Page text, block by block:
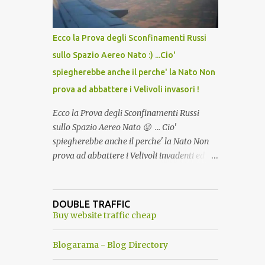
del Capo, era "spettacolare Ghiacciato, ma
andava bene anche, a Temperatura
Ambiente"! Riproponiamo l'articolo per NON
Ecco la Prova degli Sconfinamenti Russi
sullo Spazio Aereo Nato :) ...Cio'
spiegherebbe anche il perche' la Nato Non
prova ad abbattere i Velivoli invasori !
Ecco la Prova degli Sconfinamenti Russi
sullo Spazio Aereo Nato 😛 ... Cio'
spiegherebbe anche il perche' la Nato Non
prova ad abbattere i Velivoli invadenti ed
alcuna notizia di un'invasione dello spazio
aereo NATO da parte di un robot chiamato
ancora una fantasia Nato o forse una "False
DOUBLE TRAFFIC
Buy website traffic cheap
Blogarama - Blog Directory